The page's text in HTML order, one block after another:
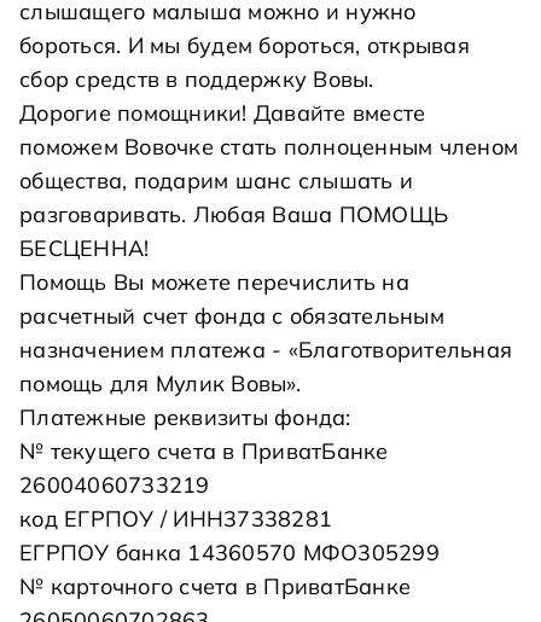
слышащего малыша можно и нужно
бороться. И мы будем бороться, открывая
сбор средств в поддержку Вовы.
Дорогие помощники! Давайте вместе
поможем Вовочке стать полноценным членом
общества, подарим шанс слышать и
разговаривать. Любая Ваша ПОМОЩЬ
БЕСЦЕННА!
Помощь Вы можете перечислить на
расчетный счет фонда с обязательным
назначением платежа - «Благотворительная
помощь для Мулик Вовы».
Платежные реквизиты фонда:
№ текущего счета в ПриватБанке
26004060733219
код ЕГРПОУ / ИНН37338281
ЕГРПОУ банка 14360570 МФО305299
№ карточного счета в ПриватБанке